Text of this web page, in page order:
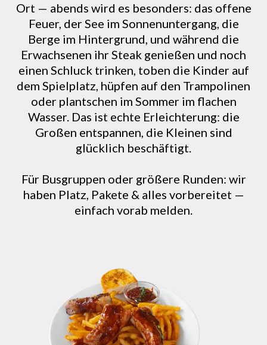
Ort — abends wird es besonders: das offene
Feuer, der See im Sonnenuntergang, die
Berge im Hintergrund, und während die
Erwachsenen ihr Steak genießen und noch
einen Schluck trinken, toben die Kinder auf
dem Spielplatz, hüpfen auf den Trampolinen
oder plantschen im Sommer im flachen
Wasser. Das ist echte Erleichterung: die
Großen entspannen, die Kleinen sind
glücklich beschäftigt.
Für Busgruppen oder größere Runden: wir
haben Platz, Pakete & alles vorbereitet —
einfach vorab melden.